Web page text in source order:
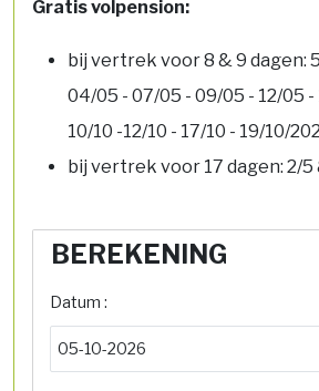
Gratis volpension:
bij vertrek voor 8 & 9 dagen:
04/05 - 07/05 - 09/05 - 12/05 -
10/10 -12/10 - 17/10 - 19/10/
bij vertrek voor 17 dagen: 2/5
BEREKENING
Datum :